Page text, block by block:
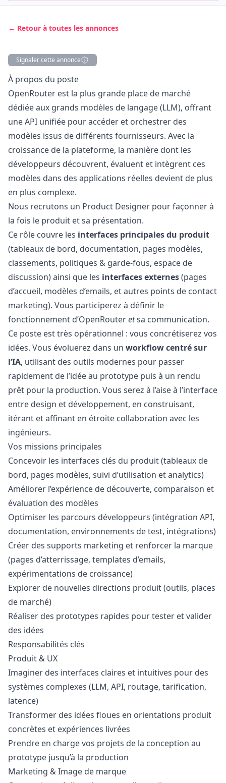
← Retour à toutes les annonces
Signaler cette annonce
Description
À propos du poste
OpenRouter est la plus grande place de marché
dédiée aux grands modèles de langage (LLM), offrant
une API unifiée pour accéder et orchestrer des
modèles issus de différents fournisseurs. Avec la
croissance de la plateforme, la manière dont les
développeurs découvrent, évaluent et intègrent ces
modèles dans des applications réelles devient de plus
en plus complexe.
Nous recrutons un Product Designer pour façonner à
la fois le produit et sa présentation.
Ce rôle couvre les interfaces principales du produit
(tableaux de bord, documentation, pages modèles,
classements, politiques & garde-fous, espace de
discussion) ainsi que les interfaces externes(pages
d’accueil, modèles d’emails, et autres points de contact
marketing). Vous participerez à définir le
fonctionnement d’OpenRouteretsa communication.
Ce poste est très opérationnel : vous concrétiserez vos
idées. Vous évoluerez dans un workflow centré sur
l’IA, utilisant des outils modernes pour passer
rapidement de l’idée au prototype puis à un rendu
prêt pour la production. Vous serez à l’aise à l’interface
entre design et développement, en construisant,
itérant et affinant en étroite collaboration avec les
ingénieurs.
Vos missions principales
Concevoir les interfaces clés du produit (tableaux de
bord, pages modèles, suivi d’utilisation et analytics)
Améliorer l’expérience de découverte, comparaison et
évaluation des modèles
Optimiser les parcours développeurs (intégration API,
documentation, environnements de test, intégrations)
Créer des supports marketing et renforcer la marque
(pages d’atterrissage, templates d’emails,
expérimentations de croissance)
Explorer de nouvelles directions produit (outils, places
de marché)
Réaliser des prototypes rapides pour tester et valider
des idées
Responsabilités clés
Produit & UX
Imaginer des interfaces claires et intuitives pour des
systèmes complexes (LLM, API, routage, tarification,
latence)
Transformer des idées floues en orientations produit
concrètes et expériences livrées
Prendre en charge vos projets de la conception au
prototype jusqu’à la production
Marketing & Image de marque